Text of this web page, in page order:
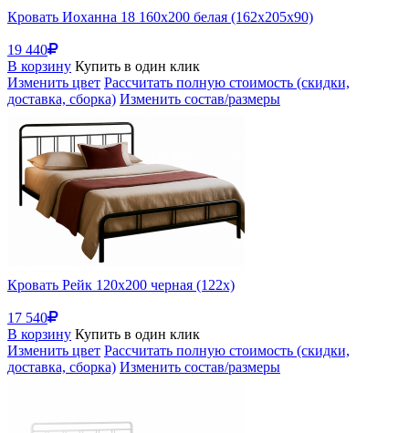
Кровать Иоханна 18 160х200 белая (162x205x90)
19 440
В корзину Купить в один клик
Изменить цвет Рассчитать полную стоимость (скидки,
доставка, сборка) Изменить состав/размеры
Кровать Рейк 120х200 черная (122x)
17 540
В корзину Купить в один клик
Изменить цвет Рассчитать полную стоимость (скидки,
доставка, сборка) Изменить состав/размеры